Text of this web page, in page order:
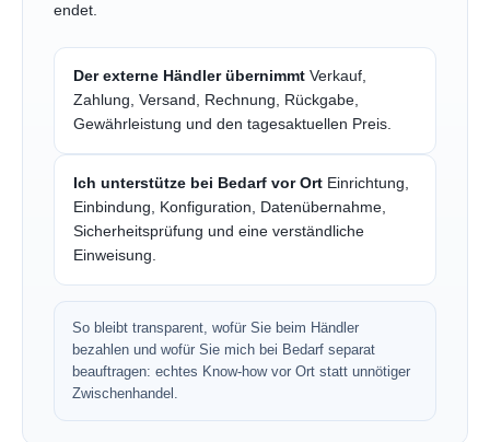
endet.
Der externe Händler übernimmt Verkauf,
Zahlung, Versand, Rechnung, Rückgabe,
Gewährleistung und den tagesaktuellen Preis.
Ich unterstütze bei Bedarf vor Ort Einrichtung,
Einbindung, Konfiguration, Datenübernahme,
Sicherheitsprüfung und eine verständliche
Einweisung.
So bleibt transparent, wofür Sie beim Händler
bezahlen und wofür Sie mich bei Bedarf separat
beauftragen: echtes Know-how vor Ort statt unnötiger
Zwischenhandel.